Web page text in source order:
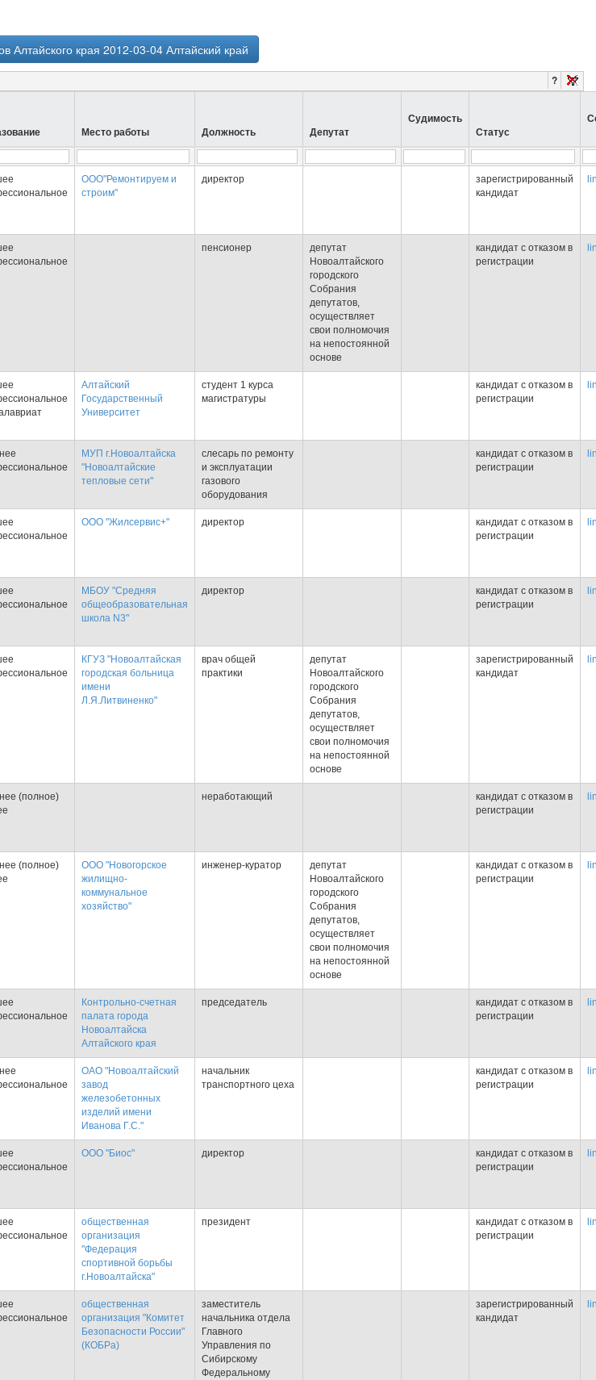
Алтайского края 2012-03-04 Алтайский край
?
Место работы Должность Депутат
Судимость
Статус
ООО"Ремонтируем и
строим"
директор
зарегистрированный
кандидат
пенсионер
депутат
Новоалтайского
городского
Собрания
депутатов,
осуществляет
свои полномочия
на непостоянной
основе
кандидат с отказом в
регистрации
Алтайский
Государственный
Университет
студент 1 курса
магистратуры
кандидат с отказом в
регистрации
МУП г.Новоалтайска
"Новоалтайские
тепловые сети"
слесарь по ремонту
и эксплуатации
газового
оборудования
кандидат с отказом в
регистрации
ООО "Жилсервис+" директор
кандидат с отказом в
регистрации
МБОУ "Средняя
общеобразовательная
школа N3"
директор
кандидат с отказом в
регистрации
КГУЗ "Новоалтайская
городская больница
имени
Л.Я.Литвиненко"
врач общей
практики
депутат
Новоалтайского
городского
Собрания
депутатов,
осуществляет
свои полномочия
на непостоянной
основе
зарегистрированный
кандидат
(полное)
неработающий
кандидат с отказом в
регистрации
(полное)
ООО "Новогорское
жилищно-
коммунальное
хозяйство"
инженер-куратор
депутат
Новоалтайского
городского
Собрания
депутатов,
осуществляет
свои полномочия
на непостоянной
основе
кандидат с отказом в
регистрации
Контрольно-счетная
палата города
Новоалтайска
Алтайского края
председатель
кандидат с отказом в
регистрации
ОАО "Новоалтайский
завод
железобетонных
изделий имени
Иванова Г.С."
начальник
транспортного цеха
кандидат с отказом в
регистрации
ООО "Биос" директор
кандидат с отказом в
регистрации
общественная
организация
"Федерация
спортивной борьбы
г.Новоалтайска"
президент
кандидат с отказом в
регистрации
общественная
организация "Комитет
Безопасности России"
(КОБРа)
заместитель
начальника отдела
Главного
Управления по
Сибирскому
Федеральному
зарегистрированный
кандидат